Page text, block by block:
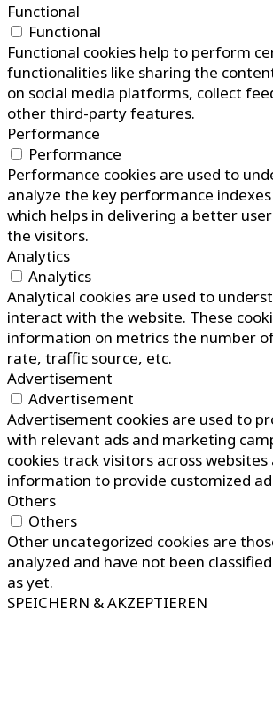
Functional
Functional
Functional cookies help to perform
functionalities like sharing the
on social media platforms, collect
other third-party features.
Performance
Performance
Performance cookies are used to
analyze the key performance
which helps in delivering a better
the visitors.
Analytics
Analytics
Analytical cookies are used to
interact with the website. These
information on metrics the number
rate, traffic source, etc.
Advertisement
Advertisement
Advertisement cookies are used to
with relevant ads and marketing
cookies track visitors across websites
information to provide customized
Others
Others
Other uncategorized cookies are
analyzed and have not been
as yet.
SPEICHERN & AKZEPTIEREN